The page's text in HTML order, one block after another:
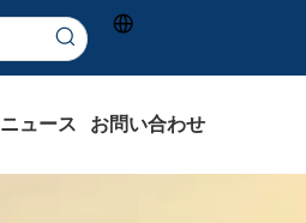
ニュース お問い合わせ